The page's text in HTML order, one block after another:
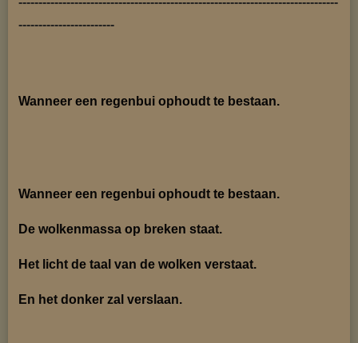
------------------------
Wanneer een regenbui ophoudt te bestaan.
Wanneer een regenbui ophoudt te bestaan.
De wolkenmassa op breken staat.
Het licht de taal van de wolken verstaat.
En het donker zal verslaan.